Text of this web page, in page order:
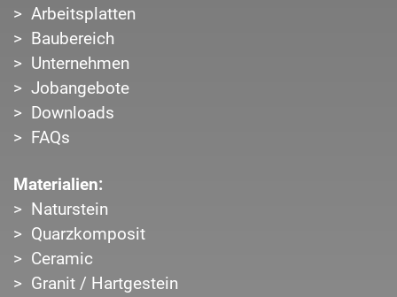
Arbeitsplatten
Baubereich
Unternehmen
Jobangebote
Downloads
FAQs
Materialien:
Naturstein
Quarzkomposit
Ceramic
Granit / Hartgestein